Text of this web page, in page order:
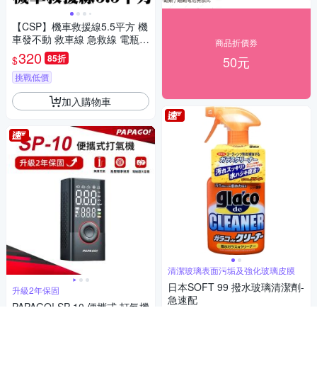
【CSP】機車救援線5.5平方 機
車發不動 救車線 急救線 電瓶救
車線 電池救援線 拋錨
$320 85折
挑戰低價
加入購物車
升級2年保固
PAPAGO! SP-10 便攜式 打氣機
商品折價券
50元
清潔玻璃表面污垢及強化玻璃皮膜
日本SOFT 99 撥水玻璃清潔劑-
急速配